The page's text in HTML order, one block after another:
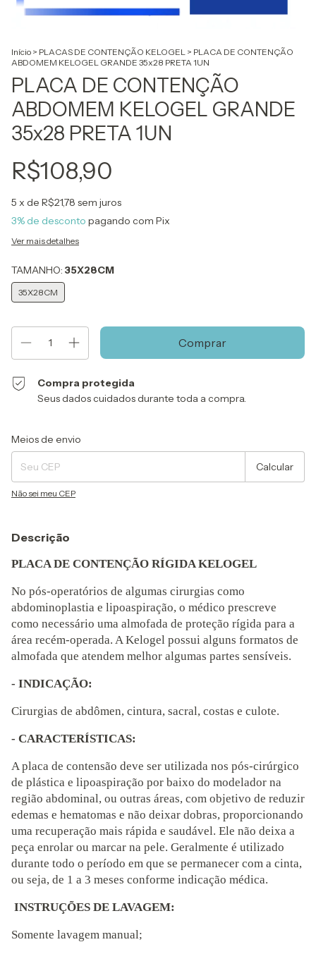
Início > PLACAS DE CONTENÇÃO KELOGEL > PLACA DE CONTENÇÃO
ABDOMEM KELOGEL GRANDE 35x28 PRETA 1UN
PLACA DE CONTENÇÃO
ABDOMEM KELOGEL GRANDE
35x28 PRETA 1UN
R$108,90
5 x de R$21,78 sem juros
3% de desconto pagando com Pix
Ver mais detalhes
TAMANHO: 35X28CM
35X28CM
Compra protegida
Seus dados cuidados durante toda a compra.
Entregas para o CEP:
Meios de envio
Calcular
Não sei meu CEP
Descrição
PLACA DE CONTENÇÃO RÍGIDA KELOGEL
No pós-operatórios de algumas cirurgias como
abdominoplastia e lipoaspiração, o médico prescreve
como necessário uma almofada de proteção rígida para a
área recém-operada. A Kelogel possui alguns formatos de
almofada que atendem melhor algumas partes sensíveis.
- INDICAÇÃO:
Cirurgias de abdômen, cintura, sacral, costas e culote.
- CARACTERÍSTICAS:
A placa de contensão deve ser utilizada nos pós-cirúrgico
de plástica e lipoaspiração por baixo do modelador na
região abdominal, ou outras áreas, com objetivo de reduzir
edemas e hematomas e não deixar dobras, proporcionando
uma recuperação mais rápida e saudável. Ele não deixa a
peça enrolar ou marcar na pele. Geralmente é utilizado
durante todo o período em que se permanecer com a cinta,
ou seja, de 1 a 3 meses conforme indicação médica.
INSTRUÇÕES DE LAVAGEM:
Somente lavagem manual;